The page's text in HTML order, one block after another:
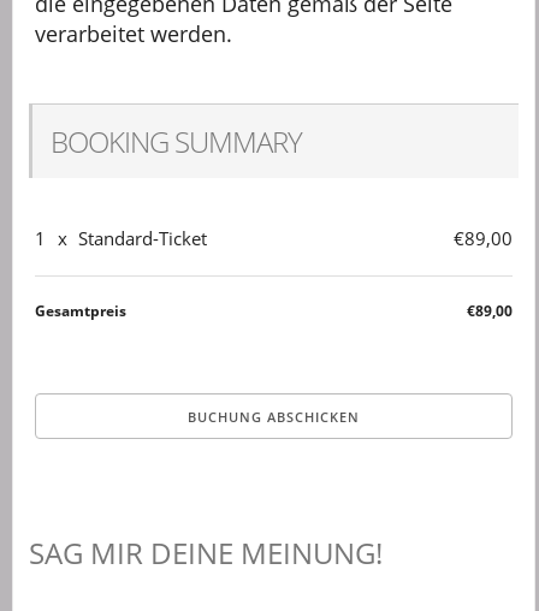
verarbeitet werden.
BOOKING SUMMARY
1 x Standard-Ticket €89,00
Gesamtpreis €89,00
SAG MIR DEINE MEINUNG!